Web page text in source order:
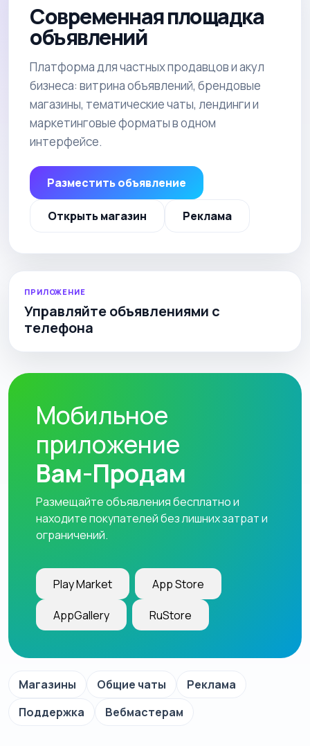
Современная площадка
объявлений
Платформа для частных продавцов и акул
бизнеса: витрина объявлений, брендовые
магазины, тематические чаты, лендинги и
маркетинговые форматы в одном
интерфейсе.
Разместить объявление
Открыть магазин Реклама
ПРИЛОЖЕНИЕ
Управляйте объявлениями с
телефона
Мобильное
приложение
Вам-Продам
Размещайте объявления бесплатно и
находите покупателей без лишних затрат и
ограничений.
Play Market App Store
AppGallery RuStore
Магазины Общие чаты
Реклама
Поддержка
Вебмастерам